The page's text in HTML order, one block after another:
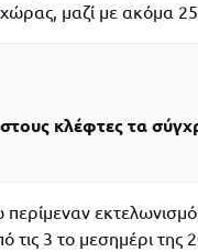
χώρας, μαζί με ακόμα
κλέφτες τα
τις 3 το μεσημέρι